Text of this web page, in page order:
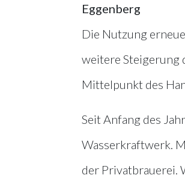
Eggenberg
Die Nutzung
weitere Steigerung
Mittelpunkt des
Seit Anfang des
Wasserkraftwerk.
der Privatbrauerei.